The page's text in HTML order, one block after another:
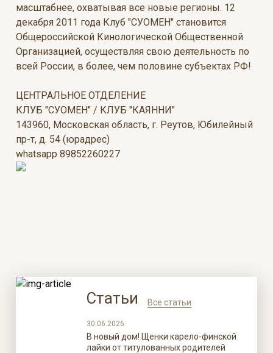
масштабнее, охватывая все новые регионы. 12
декабря 2011 года Клуб "СУОМЕН" становится
Общероссийской Кинологической Общественной
Организацией, осуществляя свою деятельность по
всей России, в более, чем половине субъектах РФ!
ЦЕНТРАЛЬНОЕ ОТДЕЛЕНИЕ
КЛУБ "СУОМЕН" / КЛУБ "КАЯННИ"
143960, Московская область, г. Реутов, Юбилейный
пр-т, д. 54 (юрадрес)
whatsapp 89852260227
Статьи Все статьи
30.06.2026
В новый дом! Щенки карело-финской
лайки от титулованных родителей